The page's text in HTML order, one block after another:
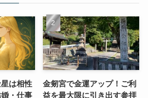
は相性
・仕事
金剱宮で金運アップ！ご利
益を最大限に引き出す参拝